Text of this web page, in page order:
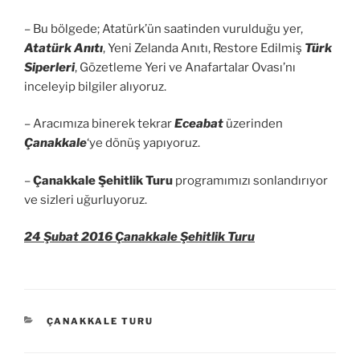
– Bu bölgede; Atatürk’ün saatinden vurulduğu yer,
Atatürk Anıtı, Yeni Zelanda Anıtı, Restore Edilmiş Türk
Siperleri, Gözetleme Yeri ve Anafartalar Ovası’nı
inceleyip bilgiler alıyoruz.
– Aracımıza binerek tekrarEceabat üzerinden
Çanakkale‘ye dönüş yapıyoruz.
–Çanakkale Şehitlik Turu programımızı sonlandırıyor
ve sizleri uğurluyoruz.
24 Şubat 2016 Çanakkale Şehitlik Turu
KATEGORILER
ÇANAKKALE TURU